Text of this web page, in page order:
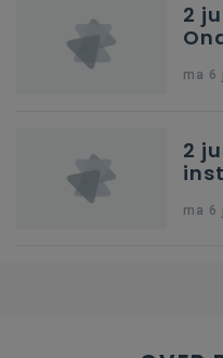
2
ma 6
2
ma 6